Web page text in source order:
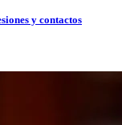
y contactos